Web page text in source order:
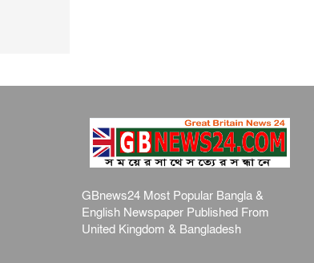
GBnews24 Most Popular Bangla &
English Newspaper Published From
United Kingdom & Bangladesh